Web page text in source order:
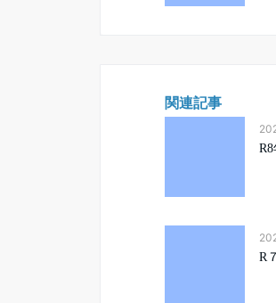
関連記事
R